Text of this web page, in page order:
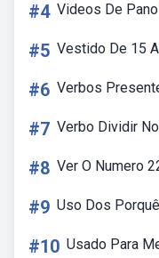
#4 Videos De
#5 Vestido De 15
#6 Verbos
#7 Verbo Dividir
#8 Ver O Numero
#9 Uso Dos
#10 Usado Para